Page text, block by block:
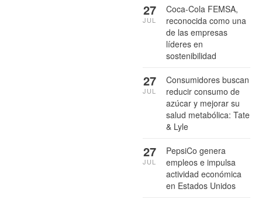
Coca-Cola FEMSA,
reconocida como una
de las empresas
líderes en
sostenibilidad
27
JUL
Consumidores buscan
reducir consumo de
azúcar y mejorar su
salud metabólica: Tate
& Lyle
27
JUL
PepsiCo genera
empleos e impulsa
actividad económica
en Estados Unidos
27
JUL